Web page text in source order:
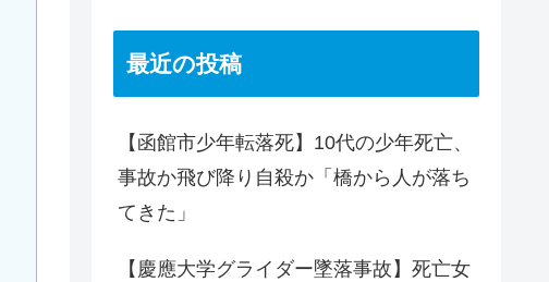
最近の投稿
【函館市少年転落死】10代の少年死亡、
事故か飛び降り自殺か「橋から人が落ち
てきた」
【慶應大学グライダー墜落事故】死亡女